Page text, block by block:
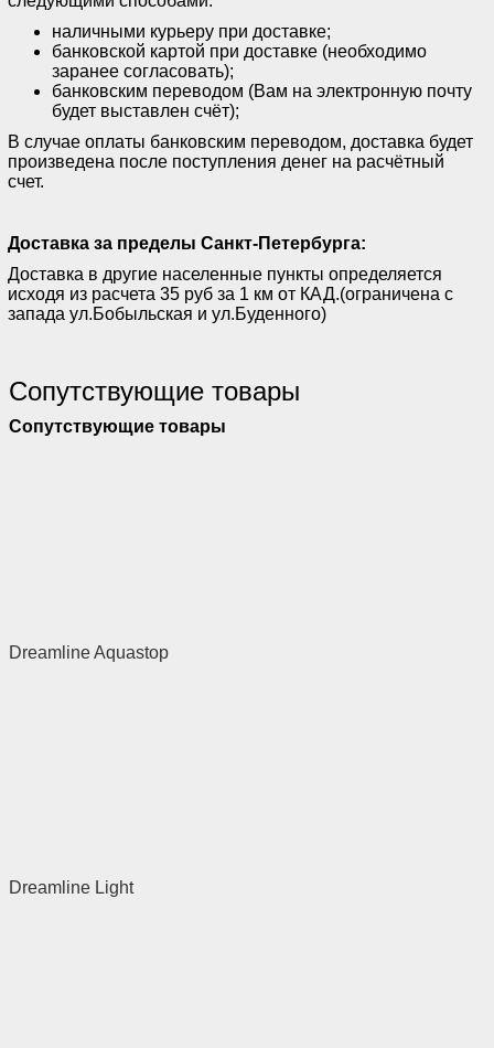
наличными курьеру при доставке;
банковской картой при доставке (необходимо
заранее согласовать);
банковским переводом (Вам на электронную почту
будет выставлен счёт);
В случае оплаты банковским переводом, доставка будет
произведена после поступления денег на расчётный
счет.
Доставка за пределы Санкт-Петербурга:
Доставка в другие населенные пункты определяется
исходя из расчета 35 руб за 1 км от КАД.(ограничена с
запада ул.Бобыльская и ул.Буденного)
Сопутствующие товары
Сопутствующие товары
Dreamline Aquastop
Dreamline Light